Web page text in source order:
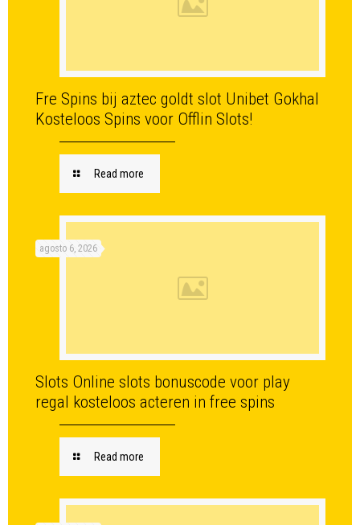
Fre Spins bij aztec goldt slot Unibet Gokhal
Kosteloos Spins voor Offlin Slots!
Read more
agosto 6, 2026
Slots Online slots bonuscode voor play
regal kosteloos acteren in free spins
Read more